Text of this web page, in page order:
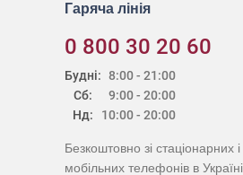
Гаряча лінія
0 800 30 20 60
Будні:
Сб:
Нд:
8:00 - 21:00
9:00 - 20:00
10:00 - 20:00
Безкоштовно зі стаціонарних і
мобільних телефонів в Україні